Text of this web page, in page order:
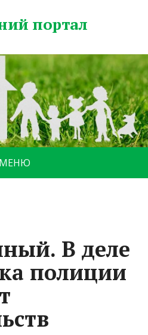
портал
МЕНЮ
В деле
полиции